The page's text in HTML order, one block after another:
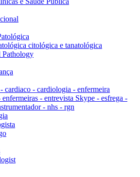
citológica e tanatológica
Pathology
cardiaco - cardiologia - enfermeira
enfermeiras - entrevista Skype - esfrega -
- nhs - rgn